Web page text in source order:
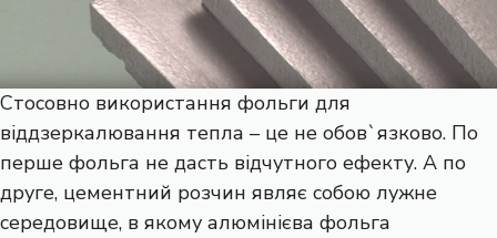
Стосовно використання фольги для
віддзеркалювання тепла – це не обов`язково. По
перше фольга не дасть відчутного ефекту. А по
друге, цементний розчин являє собою лужне
середовище, в якому алюмінієва фольга